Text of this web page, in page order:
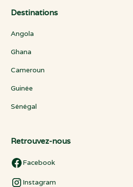
Destinations
Angola
Ghana
Cameroun
Guinée
Sénégal
Retrouvez-nous
Facebook
Instagram